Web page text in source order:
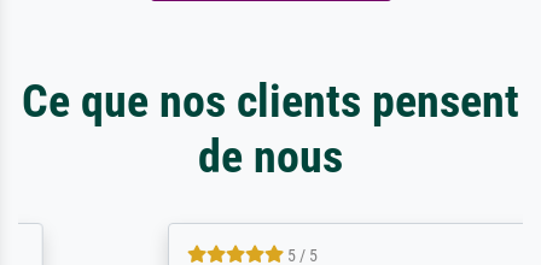
Ce que nos clients pensent
de nous
5 / 5